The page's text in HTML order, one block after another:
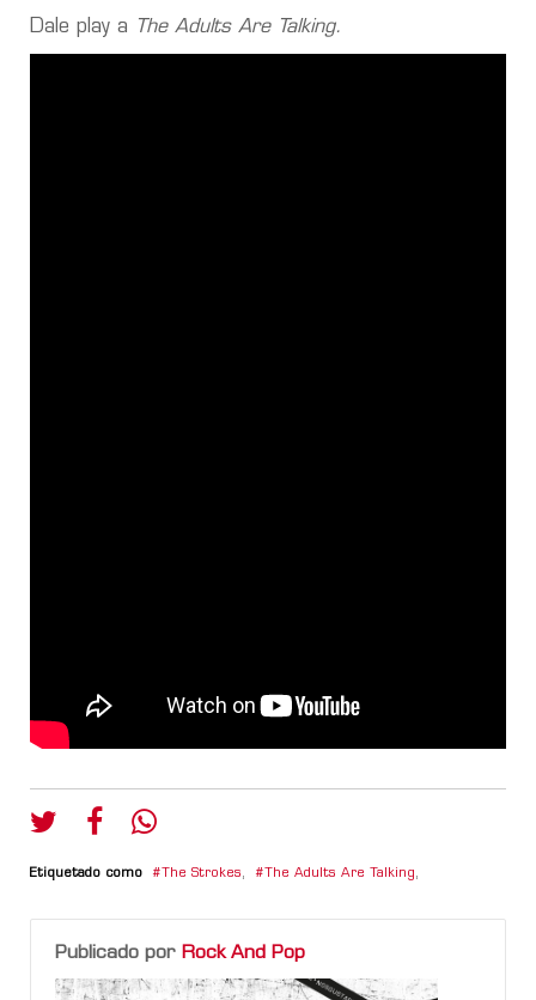
Dale play a The Adults Are Talking.
Etiquetado como The Strokes, The Adults Are Talking,
Publicado por Rock And Pop